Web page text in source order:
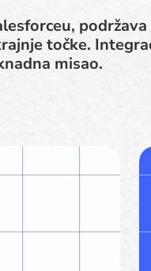
točke.
misao.